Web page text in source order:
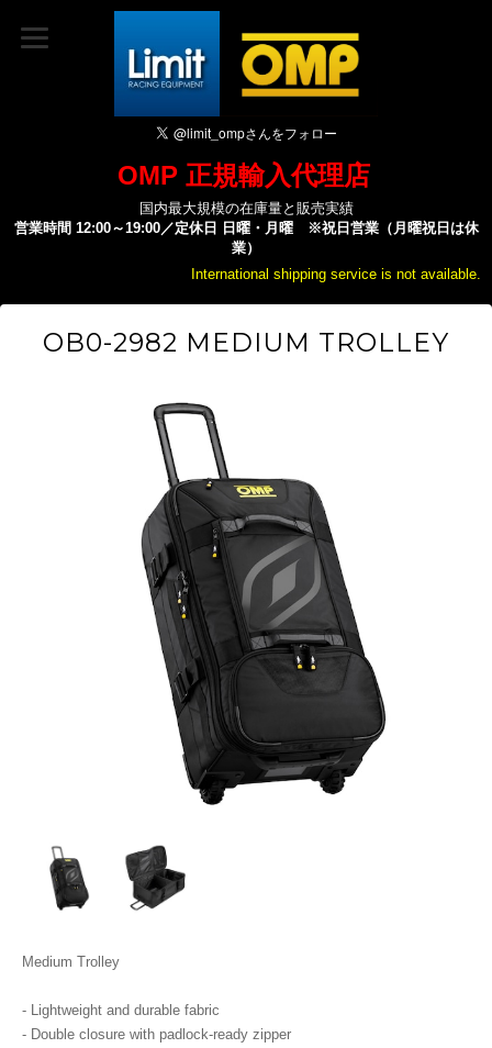
OMP 正規輸入代理店
国内最大規模の在庫量と販売実績
営業時間 12:00～19:00／定休日 日曜・月曜 ※祝日営業（月曜祝日は休
業）
International shipping service is not available.
OB0-2982 MEDIUM TROLLEY
Medium Trolley
- Lightweight and durable fabric
- Double closure with padlock-ready zipper